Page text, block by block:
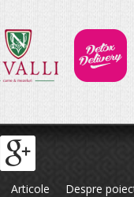
Articole Despre